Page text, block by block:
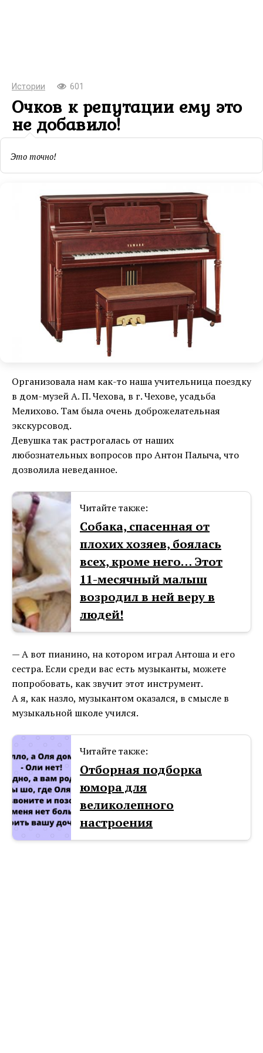
Истории 601
Очков к репутации ему это
не добавило!
Это точно!
Организовала нам как-то наша учительница поездку
в дом-музей А. П. Чехова, в г. Чехове, усадьба
Мелихово. Там была очень доброжелательная
экскурсовод.
Девушка так растрогалась от наших
любознательных вопросов про Антон Палыча, что
дозволила неведанное.
Читайте также:
Собака, спасенная от
плохих хозяев, боялась
всех, кроме него… Этот
11-месячный малыш
возродил в ней веру в
людей!
— А вот пианино, на котором играл Антоша и его
сестра. Если среди вас есть музыканты, можете
попробовать, как звучит этот инструмент.
А я, как назло, музыкантом оказался, в смысле в
музыкальной школе учился.
Читайте также:
Отборная подборка
юмора для
великолепного
настроения